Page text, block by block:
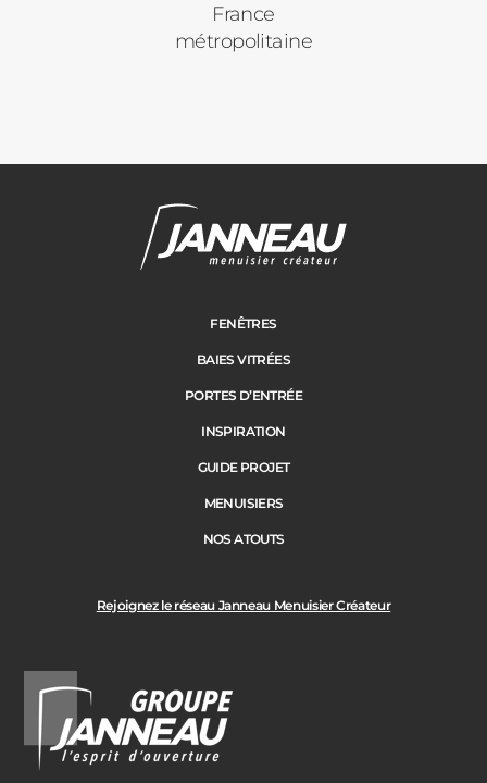
Pergolas
Cloture
Suivant
Adresse des travaux
Code Postal des travaux
France
métropolitaine
Rejoignez le réseau Janneau Menuisier Créateur
FENÊTRES
BAIES VITRÉES
PORTES D’ENTRÉE
INSPIRATION
GUIDE PROJET
MENUISIERS
NOS ATOUTS